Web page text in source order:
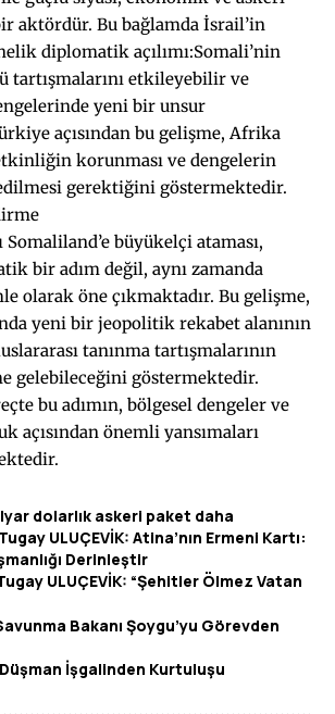
aktördür. Bu bağlamda İsrail’in
diplomatik açılımı:Somali’nin
tartışmalarını etkileyebilir ve
yeni bir unsur
açısından bu gelişme, Afrika
korunması ve dengelerin
gerektiğini göstermektedir.
Somaliland’e büyükelçi ataması,
bir adım değil, aynı zamanda
olarak öne çıkmaktadır. Bu gelişme,
yeni bir jeopolitik rekabet alanının
tanınma tartışmalarının
gelebileceğini göstermektedir.
bu adımın, bölgesel dengeler ve
açısından önemli yansımaları
dolarlık askeri paket daha
ULUÇEVİK: Atina’nın Ermeni Kartı:
Derinleştir
ULUÇEVİK: “Şehitler Ölmez Vatan
Bakanı Şoygu’yu Görevden
İşgalinden Kurtuluşu